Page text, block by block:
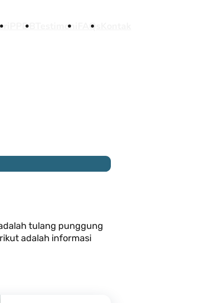
PPDB Testimoni FAQs
tulang punggung
adalah informasi